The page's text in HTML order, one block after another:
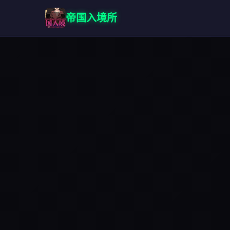
帝国入境所